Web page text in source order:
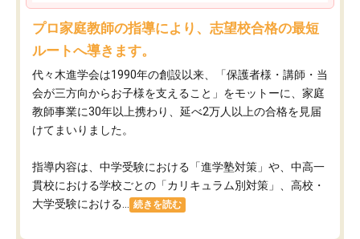
プロ家庭教師の指導により、志望校合格の最短
ルートへ導きます。
代々木進学会は1990年の創設以来、「保護者様・講師・当
会が三方向からお子様を支えること」をモットーに、家庭
教師事業に30年以上携わり、延べ2万人以上の合格を見届
けてまいりました。
指導内容は、中学受験における「進学塾対策」や、中高一
貫校における学校ごとの「カリキュラム別対策」、高校・
大学受験における...
続きを読む